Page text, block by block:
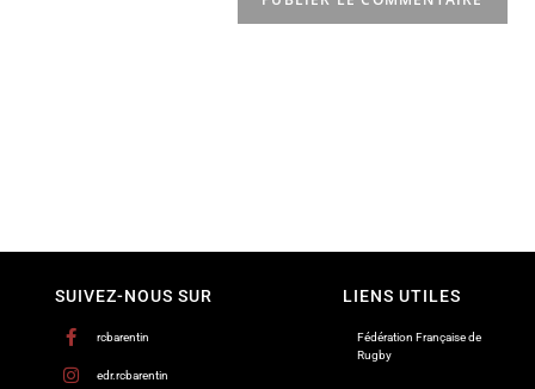
SUIVEZ-NOUS SUR
rcbarentin
edr.rcbarentin
LIENS UTILES
Fédération Française de
Rugby